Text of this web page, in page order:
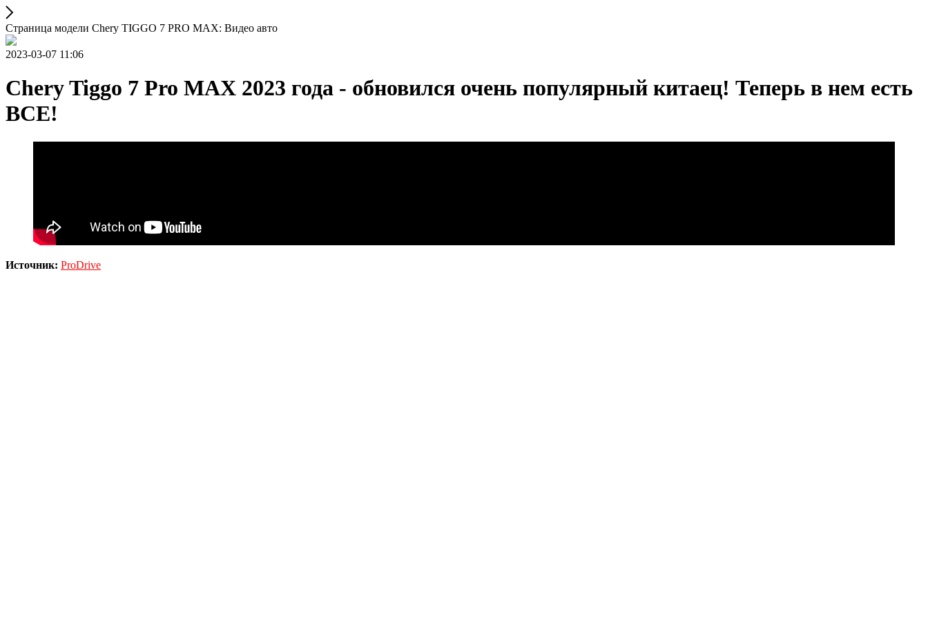
Страница модели Chery TIGGO 7 PRO MAX: Видео авто
2023-03-07 11:06
Chery Tiggo 7 Pro MAX 2023 года - обновился очень популярный китаец! Теперь в нем есть
ВСЕ!
Источник: ProDrive